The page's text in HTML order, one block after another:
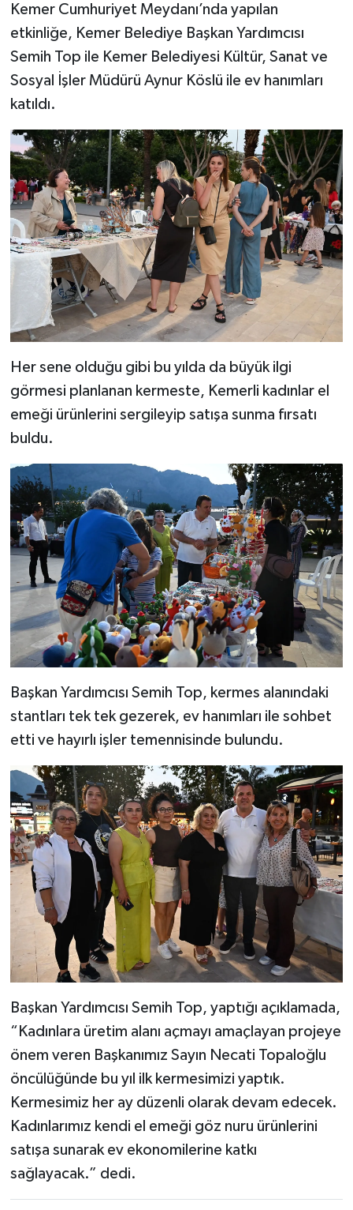
Kemer Cumhuriyet Meydanı’nda yapılan
etkinliğe, Kemer Belediye Başkan Yardımcısı
Semih Top ile Kemer Belediyesi Kültür, Sanat ve
Sosyal İşler Müdürü Aynur Köslü ile ev hanımları
katıldı.
Her sene olduğu gibi bu yılda da büyük ilgi
görmesi planlanan kermeste, Kemerli kadınlar el
emeği ürünlerini sergileyip satışa sunma fırsatı
buldu.
Başkan Yardımcısı Semih Top, kermes alanındaki
stantları tek tek gezerek, ev hanımları ile sohbet
etti ve hayırlı işler temennisinde bulundu.
Başkan Yardımcısı Semih Top, yaptığı açıklamada,
“Kadınlara üretim alanı açmayı amaçlayan projeye
önem veren Başkanımız Sayın Necati Topaloğlu
öncülüğünde bu yıl ilk kermesimizi yaptık.
Kermesimiz her ay düzenli olarak devam edecek.
Kadınlarımız kendi el emeği göz nuru ürünlerini
satışa sunarak ev ekonomilerine katkı
sağlayacak.” dedi.
YAZARLAR
RESMİ İLAN
MAGAZİN